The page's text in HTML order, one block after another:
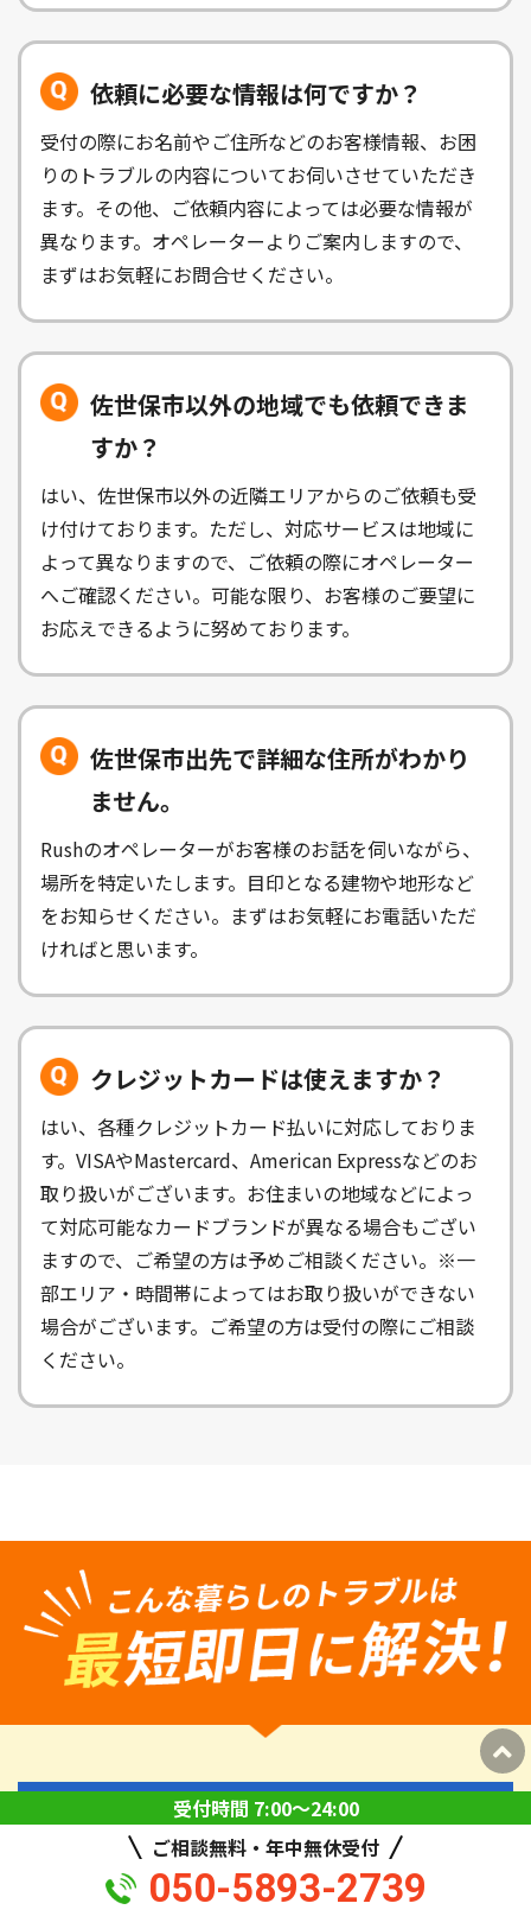
依頼に必要な情報は何ですか？
受付の際にお名前やご住所などのお客様情報、お困
りのトラブルの内容についてお伺いさせていただき
ます。その他、ご依頼内容によっては必要な情報が
異なります。オペレーターよりご案内しますので、
まずはお気軽にお問合せください。
佐世保市以外の地域でも依頼できま
すか？
はい、佐世保市以外の近隣エリアからのご依頼も受
け付けております。ただし、対応サービスは地域に
よって異なりますので、ご依頼の際にオペレーター
へご確認ください。可能な限り、お客様のご要望に
お応えできるように努めております。
佐世保市出先で詳細な住所がわかり
ません。
Rushのオペレーターがお客様のお話を伺いながら、
場所を特定いたします。目印となる建物や地形など
をお知らせください。まずはお気軽にお電話いただ
ければと思います。
クレジットカードは使えますか？
はい、各種クレジットカード払いに対応しておりま
す。VISAやMastercard、American Expressなどのお
取り扱いがございます。お住まいの地域などによっ
て対応可能なカードブランドが異なる場合もござい
ますので、ご希望の方は予めご相談ください。※一
部エリア・時間帯によってはお取り扱いができない
場合がございます。ご希望の方は受付の際にご相談
ください。
鍵修理・交換
受付時間 7:00〜24:00
ご相談無料・年中無休受付
050-5893-2739